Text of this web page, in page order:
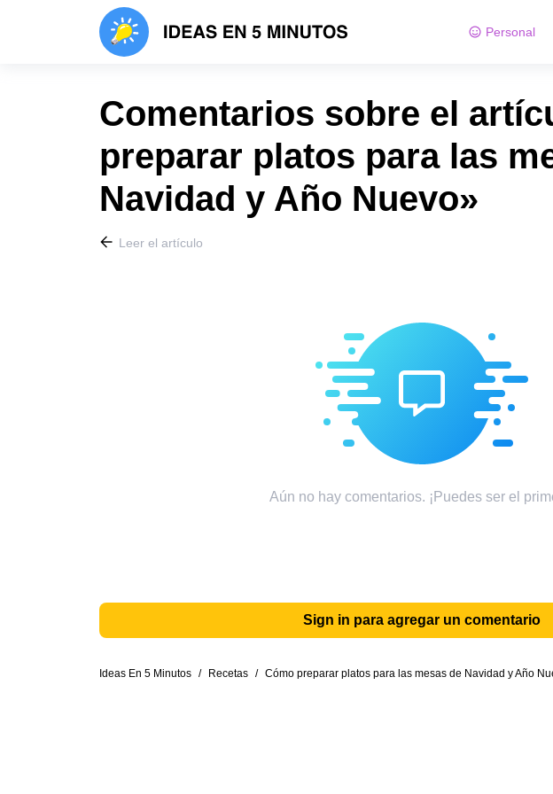
Personal
Comentarios sobre el
preparar platos para las
Navidad y Año Nuevo»
Leer el artículo
Aún no hay comentarios. ¡Puedes ser el
Sign in para agregar un comentario
Ideas En 5 Minutos / Recetas / Cómo preparar platos para las mesas de Navidad y Año